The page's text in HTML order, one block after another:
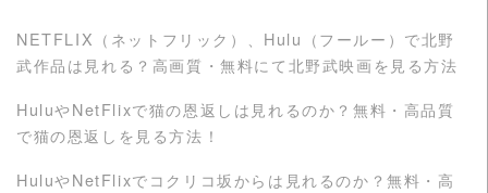
NETFLIX（ネットフリック）、Hulu（フールー）で北野
武作品は見れる？高画質・無料にて北野武映画を見る方法
HuluやNetFlixで猫の恩返しは見れるのか？無料・高品質
で猫の恩返しを見る方法！
HuluやNetFlixでコクリコ坂からは見れるのか？無料・高